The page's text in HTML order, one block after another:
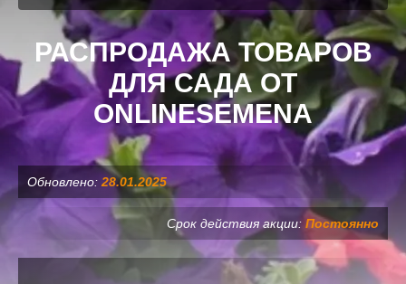
РАСПРОДАЖА ТОВАРОВ
ДЛЯ САДА ОТ
ONLINESEMENA
Обновлено: 28.01.2025
Срок действия акции: Постоянно